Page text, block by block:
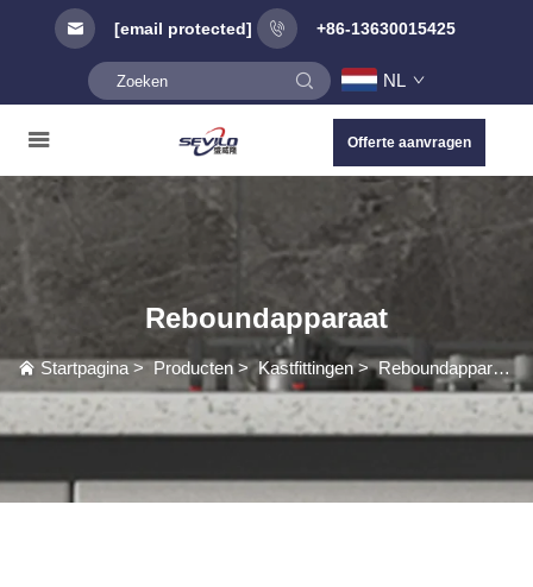
[email protected] +86-13630015425
NL
Offerte aanvragen
Reboundapparaat
Startpagina > Producten >Kastfittingen>Reboundapparaat